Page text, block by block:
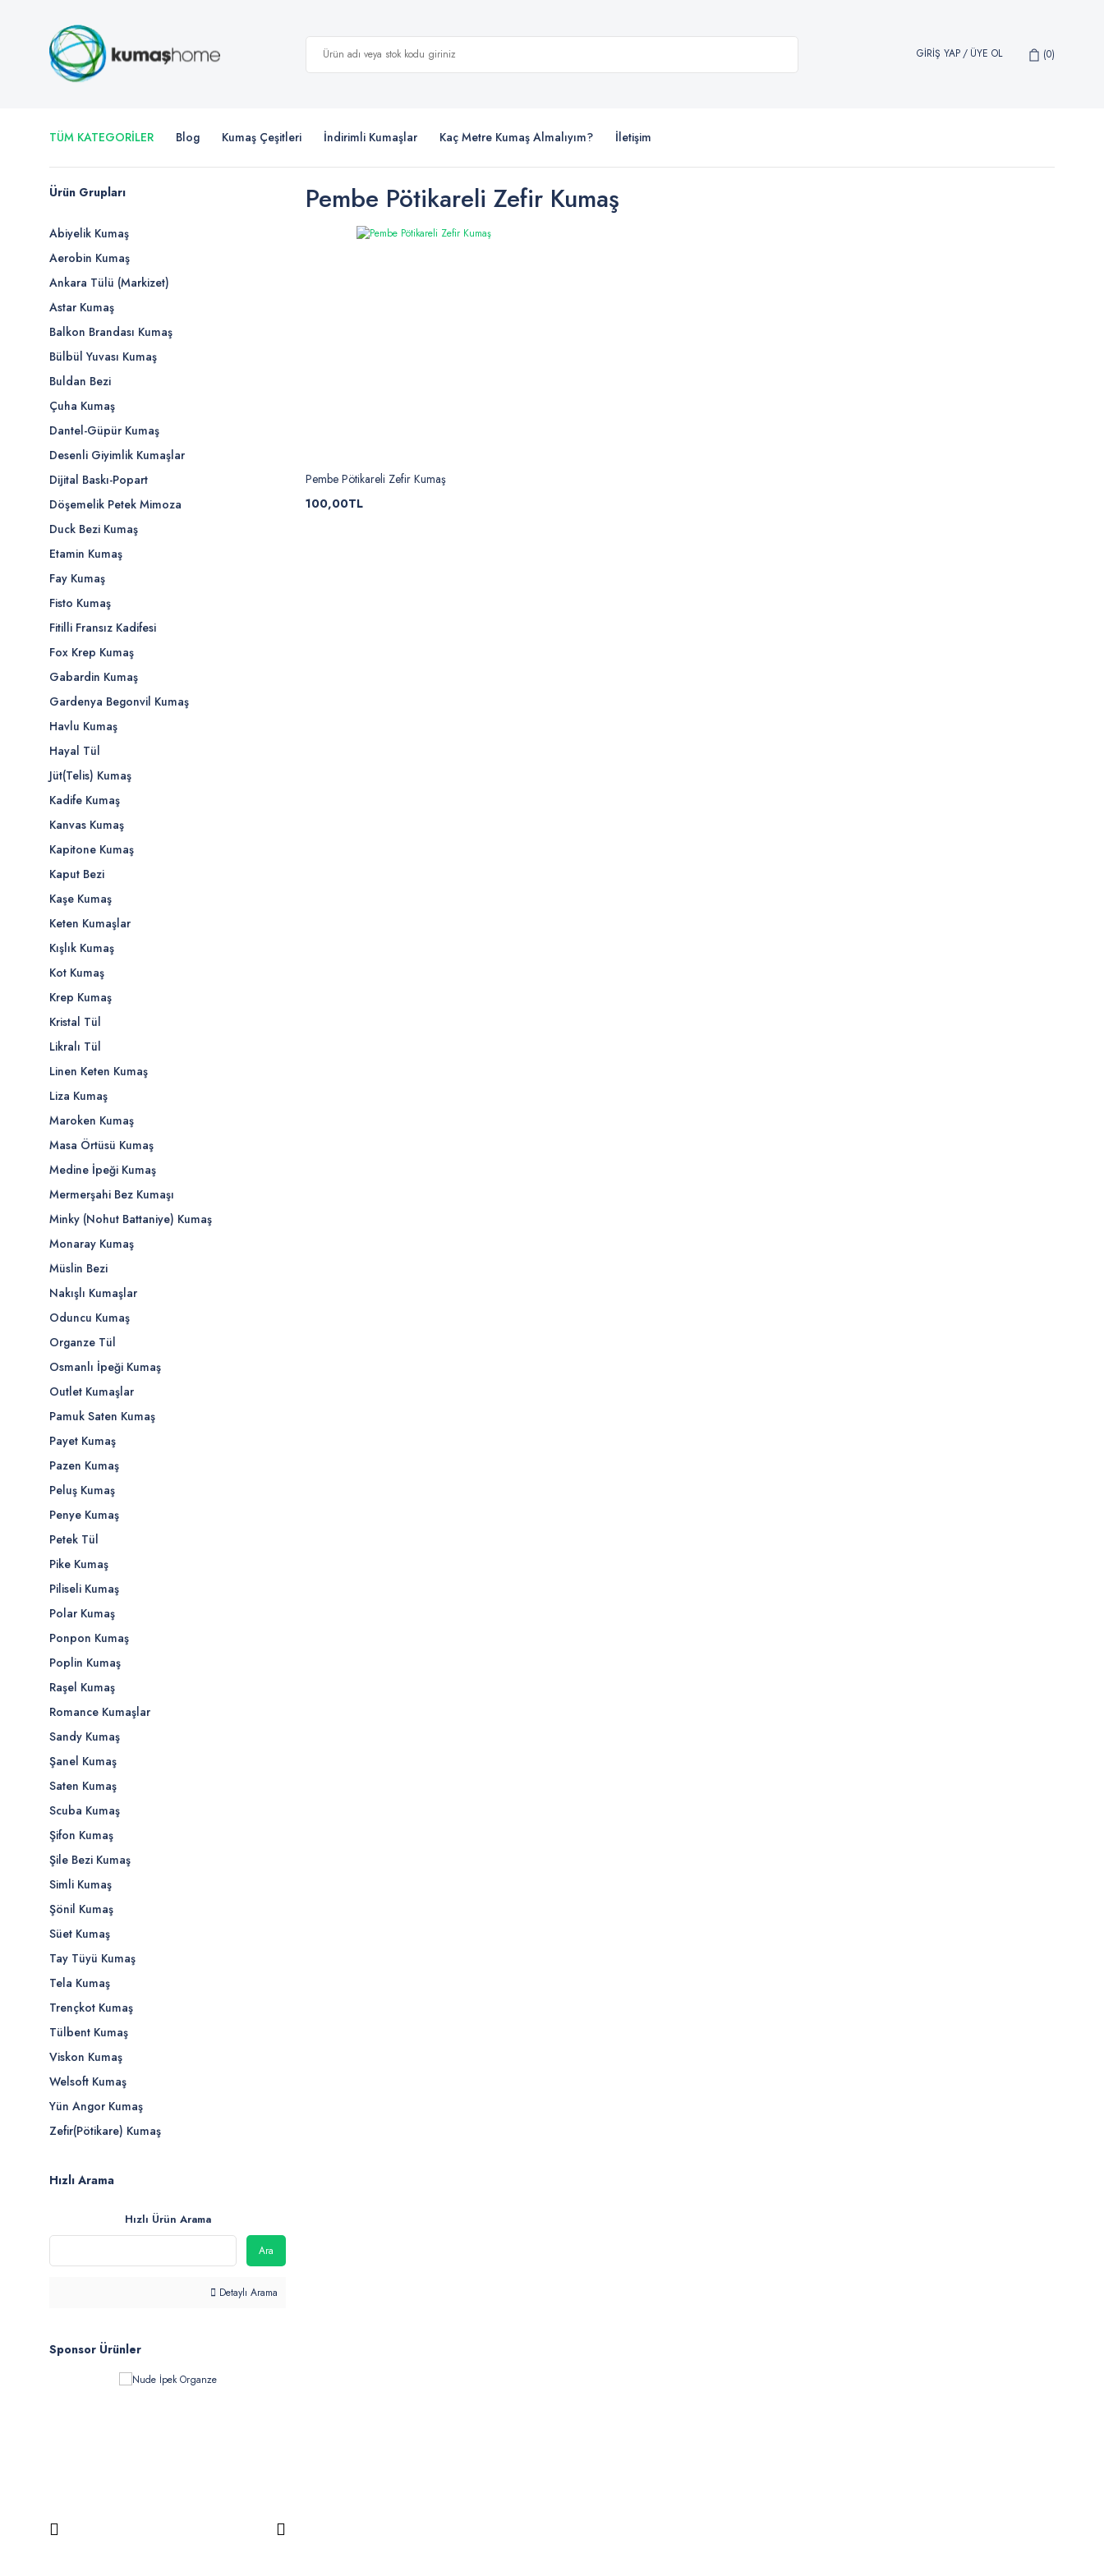
GİRİŞ YAP/ ÜYE OL 0
TÜM KATEGORİLER Blog Kumaş Çeşitleri İndirimli Kumaşlar Kaç Metre Kumaş Almalıyım? İletişim
Ürün Grupları
Abiyelik Kumaş
Aerobin Kumaş
Ankara Tülü (Markizet)
Astar Kumaş
Balkon Brandası Kumaş
Bülbül Yuvası Kumaş
Buldan Bezi
Çuha Kumaş
Dantel-Güpür Kumaş
Desenli Giyimlik Kumaşlar
Dijital Baskı-Popart
Döşemelik Petek Mimoza
Duck Bezi Kumaş
Etamin Kumaş
Fay Kumaş
Fisto Kumaş
Fitilli Fransız Kadifesi
Fox Krep Kumaş
Gabardin Kumaş
Gardenya Begonvil Kumaş
Havlu Kumaş
Hayal Tül
Jüt(Telis) Kumaş
Kadife Kumaş
Kanvas Kumaş
Kapitone Kumaş
Kaput Bezi
Kaşe Kumaş
Keten Kumaşlar
Kışlık Kumaş
Kot Kumaş
Krep Kumaş
Kristal Tül
Likralı Tül
Linen Keten Kumaş
Liza Kumaş
Maroken Kumaş
Masa Örtüsü Kumaş
Medine İpeği Kumaş
Mermerşahi Bez Kumaşı
Minky (Nohut Battaniye) Kumaş
Monaray Kumaş
Müslin Bezi
Nakışlı Kumaşlar
Oduncu Kumaş
Organze Tül
Osmanlı İpeği Kumaş
Outlet Kumaşlar
Pamuk Saten Kumaş
Payet Kumaş
Pazen Kumaş
Peluş Kumaş
Penye Kumaş
Petek Tül
Pike Kumaş
Piliseli Kumaş
Polar Kumaş
Ponpon Kumaş
Poplin Kumaş
Raşel Kumaş
Romance Kumaşlar
Sandy Kumaş
Şanel Kumaş
Saten Kumaş
Scuba Kumaş
Şifon Kumaş
Şile Bezi Kumaş
Simli Kumaş
Şönil Kumaş
Süet Kumaş
Tay Tüyü Kumaş
Tela Kumaş
Trençkot Kumaş
Tülbent Kumaş
Viskon Kumaş
Welsoft Kumaş
Yün Angor Kumaş
Zefir(Pötikare) Kumaş
Hızlı Arama
Hızlı Ürün Arama
Ara
Detaylı Arama
Sponsor Ürünler
Pembe Pötikareli Zefir Kumaş
Pembe Pötikareli Zefir Kumaş
100,00TL